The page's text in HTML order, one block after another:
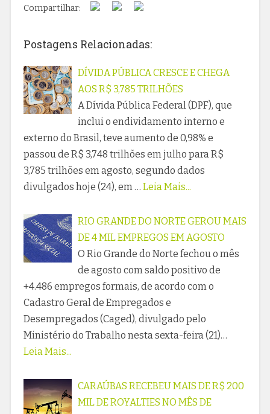
Compartilhar:
Postagens Relacionadas:
DÍVIDA PÚBLICA CRESCE E CHEGA
AOS R$ 3,785 TRILHÕES
A Dívida Pública Federal (DPF), que
inclui o endividamento interno e
externo do Brasil, teve aumento de 0,98% e
passou de R$ 3,748 trilhões em julho para R$
3,785 trilhões em agosto, segundo dados
divulgados hoje (24), em … Leia Mais...
RIO GRANDE DO NORTE GEROU MAIS
DE 4 MIL EMPREGOS EM AGOSTO
O Rio Grande do Norte fechou o mês
de agosto com saldo positivo de
+4.486 empregos formais, de acordo com o
Cadastro Geral de Empregados e
Desempregados (Caged), divulgado pelo
Ministério do Trabalho nesta sexta-feira (21)…
Leia Mais...
CARAÚBAS RECEBEU MAIS DE R$ 200
MIL DE ROYALTIES NO MÊS DE